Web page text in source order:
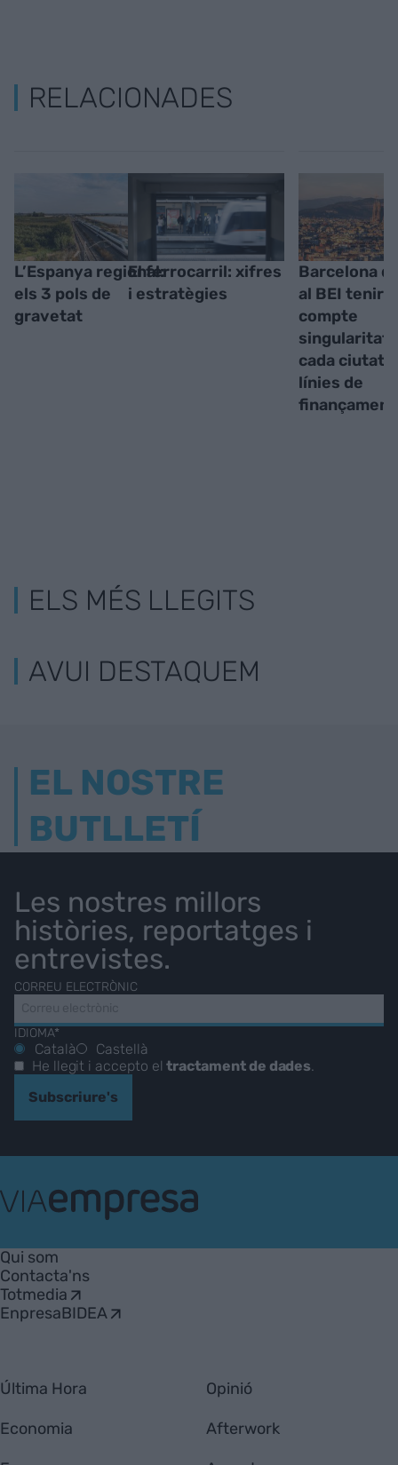
RELACIONADES
L’Espanya regional:
els 3 pols de
gravetat
El ferrocarril: xifres
i estratègies
Barcelona
al BEI tenir
compte
cada ciutat
línies de
finançament
ELS MÉS LLEGITS
AVUI DESTAQUEM
EL NOSTRE
BUTLLETÍ
Les nostres millors
històries, reportatges i
entrevistes.
CORREU ELECTRÒNIC
IDIOMA*
Català
Castellà
He llegit i accepto eltractament de dades.
Subscriure's
Empresa
Qui som
Contacta'ns
Totmedia
EnpresaBIDEA
Última Hora
Economia
Opinió
Afterwork